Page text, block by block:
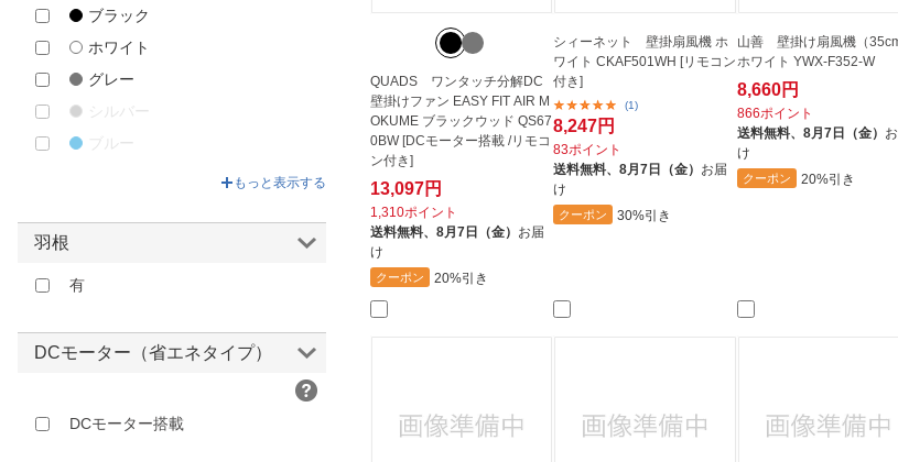
QUADS ワンタッチ分解DC
壁掛けファン EASY FIT AIR M
OKUME ブラックウッド QS67
0BW [DCモーター搭載 /リモコ
ン付き]
13,097円
1,310ポイント
送料無料、 8月7日（金） お届
け
クーポン 20%引き
シィーネット 壁掛扇風機 ホ
ワイト CKAF501WH [リモコン
付き]
(1)
8,247円
83ポイント
送料無料、8月7日（金） お届
け
クーポン 30%引き
山善 壁掛け扇風機（35cm
ホワイト YWX-F352-W
8,660円
866ポイント
送料無料、 8月7日（金）
け
クーポン 20%引き
大進｜DAISHIN
山善｜YAMAZEN
広電｜KODEN
東芝｜TOSHIBA
ブラック
ホワイト
グレー
シルバー
ブルー
もっと表示する
羽根
有
DCモーター（省エネタイプ）
DCモーター搭載